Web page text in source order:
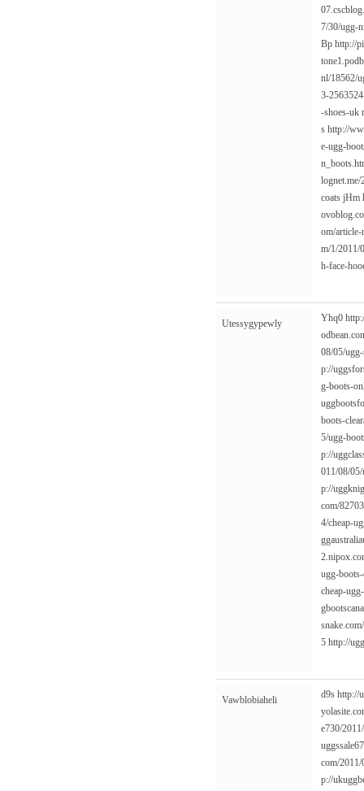
7/30/ugg-
Bp http://
nl/18562/
3-
-shoes-uk
s http://
e-ugg-
coats jHm
om/article-
m/1/2011/
h-face-
Utessygypewly Yhq0
08/05/
p://
g-boots-
boots-
5/ugg-
p://
011/08/
p://
com/
4/cheap-
ugg-boots-
cheap-
5 http://
Vawblobiaheli d9s http://
e730/
com/2011/
p://